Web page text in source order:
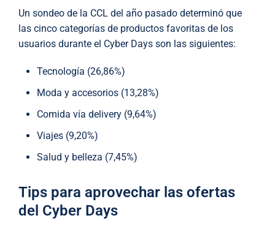
Un sondeo de la CCL del año pasado determinó que
las cinco categorías de productos favoritas de los
usuarios durante el Cyber Days son las siguientes:
Tecnología (26,86%)
Moda y accesorios (13,28%)
Comida vía delivery (9,64%)
Viajes (9,20%)
Salud y belleza (7,45%)
Tips para aprovechar las ofertas
del Cyber Days